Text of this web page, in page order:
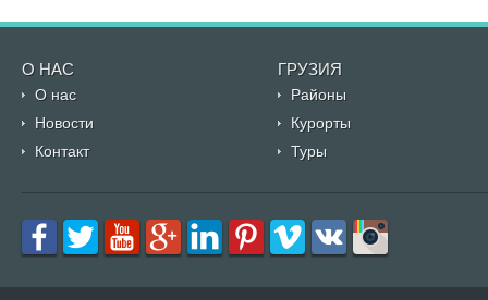
О НАС ГРУЗИЯ
О нас
Районы
Новости
Курорты
Контакт
Туры